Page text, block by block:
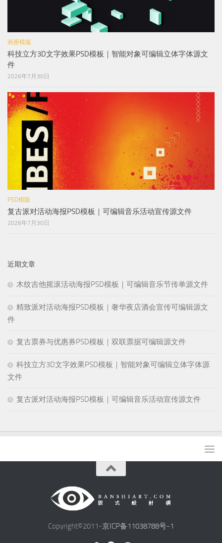
画册模版
科技立方3D文字效果PSD模板｜智能对象可编辑立体字体源文
件
2026年7月30日
PSD模版
复古派对活动海报PSD模板｜可编辑音乐活动宣传源文件
2026年7月30日
近期文章
木纹吉他摇滚活动海报PSD模板｜可编辑音乐节传单源文件
精致派对活动海报PSD模板｜奢华夜店酒会宣传可编辑源文
件
复古票券与优惠券PSD模板｜双联票据可编辑源文件
科技立方3D文字效果PSD模板｜智能对象可编辑立体字体源
文件
复古派对活动海报PSD模板｜可编辑音乐活动宣传源文件
Copyright©2011-京ICP备11038788号-1